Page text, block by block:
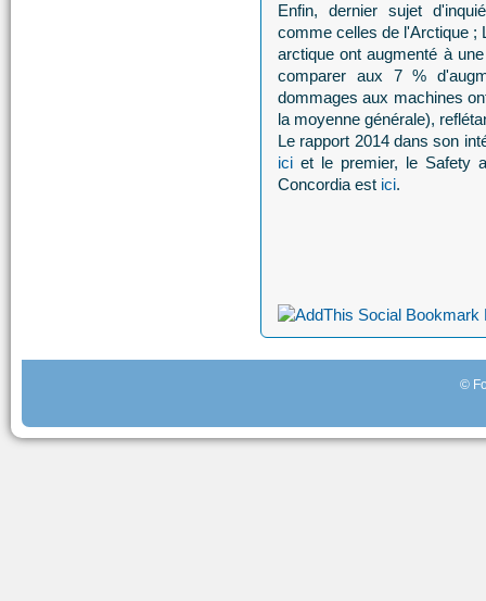
Enfin, dernier sujet
comme celles de l'Arctique ;
arctique ont augmenté à
comparer aux 7 %
dommages aux machines
la moyenne générale),
Le rapport 2014 dans son
ici et le premier, le Safety
Concordia est ici.
©